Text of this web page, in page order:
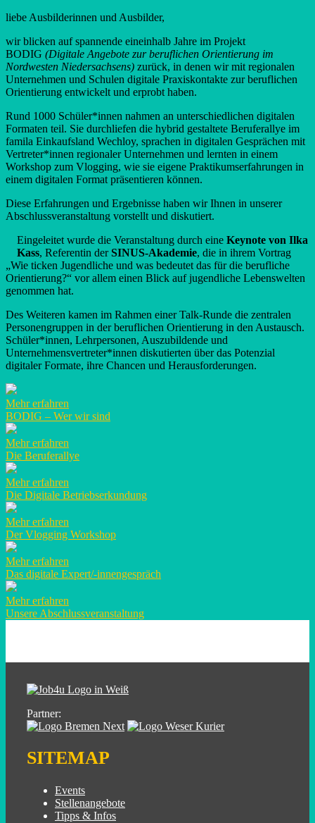
liebe Ausbilderinnen und Ausbilder,
wir blicken auf spannende eineinhalb Jahre im Projekt
BODIG (Digitale Angebote zur beruflichen Orientierung im
Nordwesten Niedersachsens) zurück, in denen wir mit regionalen
Unternehmen und Schulen digitale Praxiskontakte zur beruflichen
Orientierung entwickelt und erprobt haben.
Rund 1000 Schüler*innen nahmen an unterschiedlichen digitalen
Formaten teil. Sie durchliefen die hybrid gestaltete Beruferallye im
famila Einkaufsland Wechloy, sprachen in digitalen Gesprächen mit
Vertreter*innen regionaler Unternehmen und lernten in einem
Workshop zum Vlogging, wie sie eigene Praktikumserfahrungen in
einem digitalen Format präsentieren können.
Diese Erfahrungen und Ergebnisse haben wir Ihnen in unserer
Abschlussveranstaltung vorstellt und diskutiert.
Eingeleitet wurde die Veranstaltung durch eine Keynote von Ilka
Kass, Referentin derSINUS-Akademie, die in ihrem Vortrag
„Wie ticken Jugendliche und was bedeutet das für die berufliche
Orientierung?“ vor allem einen Blick auf jugendliche Lebenswelten
genommen hat.
Des Weiteren kamen im Rahmen einer Talk-Runde die zentralen
Personengruppen in der beruflichen Orientierung in den Austausch.
Schüler*innen, Lehrpersonen, Auszubildende und
Unternehmensvertreter*innen diskutierten über das Potenzial
digitaler Formate, ihre Chancen und Herausforderungen.
Mehr erfahren
BODIG – Wer wir sind
Mehr erfahren
Die Beruferallye
Mehr erfahren
Die Digitale Betriebserkundung
Mehr erfahren
Der Vlogging Workshop
Mehr erfahren
Das digitale Expert/-innengespräch
Mehr erfahren
Unsere Abschluss­­­­veranstaltung
Partner:
SITEMAP
Events
Stellenangebote
Tipps & Infos